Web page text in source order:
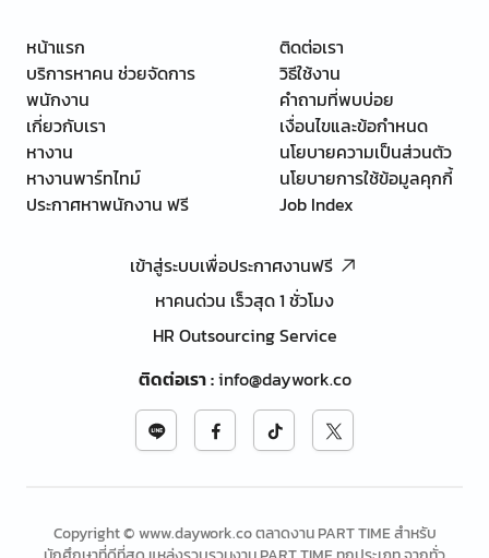
หน้าแรก
บริการหาคน ช่วยจัดการ
พนักงาน
เกี่ยวกับเรา
หางาน
หางานพาร์ทไทม์
ประกาศหาพนักงาน ฟรี
ติดต่อเรา
วิธีใช้งาน
คำถามที่พบบ่อย
เงื่อนไขและข้อกำหนด
นโยบายความเป็นส่วนตัว
นโยบายการใช้ข้อมูลคุกกี้
Job Index
เข้าสู่ระบบเพื่อประกาศงานฟรี
หาคนด่วน เร็วสุด 1 ชั่วโมง
HR Outsourcing Service
ติดต่อเรา:info@daywork.co
Copyright © www.daywork.co ตลาดงาน PART TIME สำหรับ